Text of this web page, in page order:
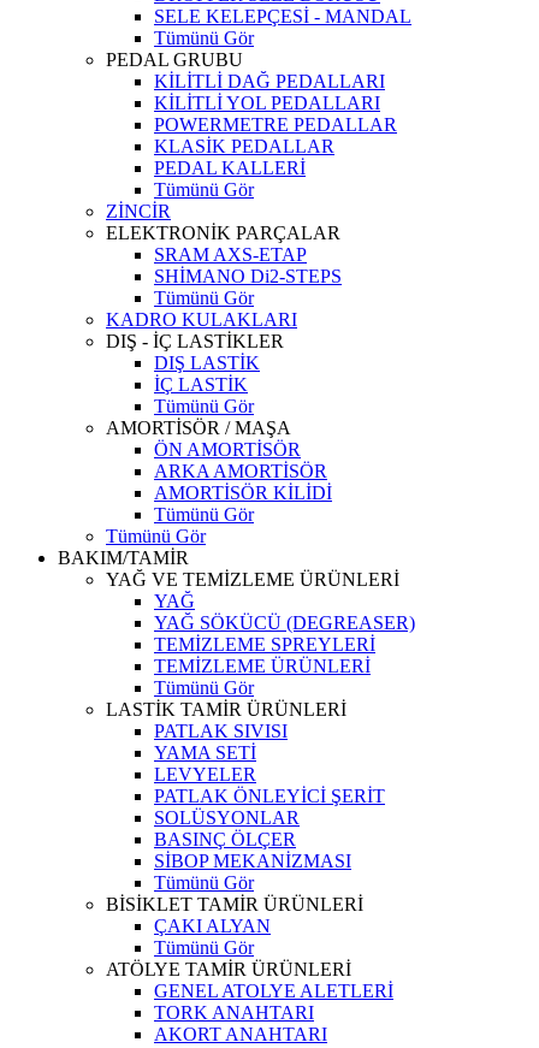
SELE KELEPÇESİ - MANDAL
Tümünü Gör
PEDAL GRUBU
KİLİTLİ DAĞ PEDALLARI
KİLİTLİ YOL PEDALLARI
POWERMETRE PEDALLAR
KLASİK PEDALLAR
PEDAL KALLERİ
Tümünü Gör
ZİNCİR
ELEKTRONİK PARÇALAR
SRAM AXS-ETAP
SHİMANO Di2-STEPS
Tümünü Gör
KADRO KULAKLARI
DIŞ - İÇ LASTİKLER
DIŞ LASTİK
İÇ LASTİK
Tümünü Gör
AMORTİSÖR / MAŞA
ÖN AMORTİSÖR
ARKA AMORTİSÖR
AMORTİSÖR KİLİDİ
Tümünü Gör
Tümünü Gör
BAKIM/TAMİR
YAĞ VE TEMİZLEME ÜRÜNLERİ
YAĞ
YAĞ SÖKÜCÜ (DEGREASER)
TEMİZLEME SPREYLERİ
TEMİZLEME ÜRÜNLERİ
Tümünü Gör
LASTİK TAMİR ÜRÜNLERİ
PATLAK SIVISI
YAMA SETİ
LEVYELER
PATLAK ÖNLEYİCİ ŞERİT
SOLÜSYONLAR
BASINÇ ÖLÇER
SİBOP MEKANİZMASI
Tümünü Gör
BİSİKLET TAMİR ÜRÜNLERİ
ÇAKI ALYAN
Tümünü Gör
ATÖLYE TAMİR ÜRÜNLERİ
GENEL ATOLYE ALETLERİ
TORK ANAHTARI
AKORT ANAHTARI